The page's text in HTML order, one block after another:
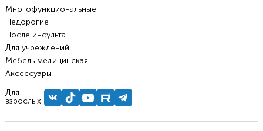
Многофункциональные
Недорогие
После инсульта
Для учреждений
Мебель медицинская
Аксессуары
Для
взрослых